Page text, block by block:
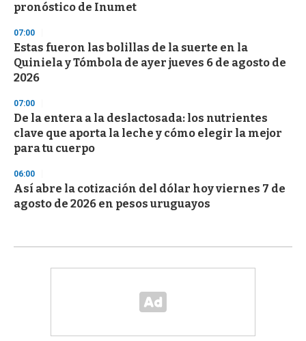
pronóstico de Inumet
07:00
Estas fueron las bolillas de la suerte en la
Quiniela y Tómbola de ayer jueves 6 de agosto de
2026
07:00
De la entera a la deslactosada: los nutrientes
clave que aporta la leche y cómo elegir la mejor
para tu cuerpo
06:00
Así abre la cotización del dólar hoy viernes 7 de
agosto de 2026 en pesos uruguayos